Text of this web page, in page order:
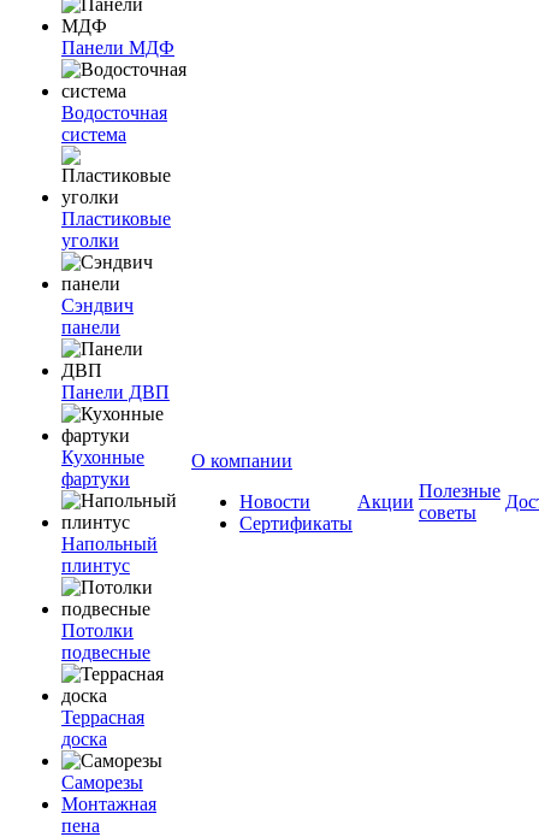
Панели МДФ
Водосточная
система
Пластиковые
уголки
Сэндвич
панели
Панели ДВП
Кухонные
фартуки
Напольный
плинтус
Потолки
подвесные
Террасная
доска
Саморезы
Монтажная
пена
О компании
Новости
Сертификаты
Акции
Полезные
советы